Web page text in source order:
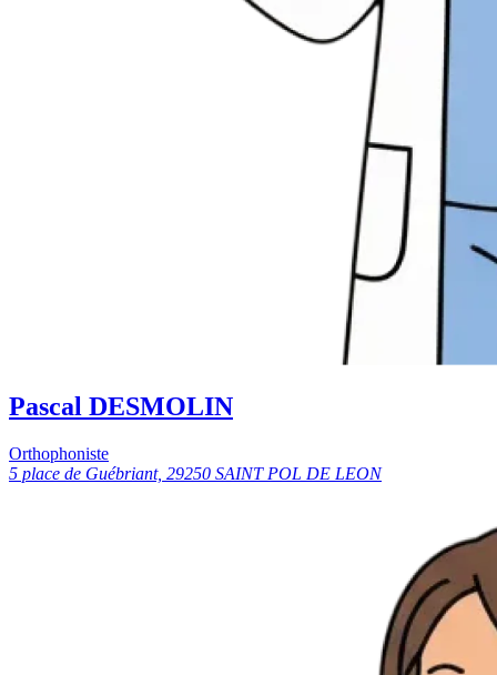
Pascal DESMOLIN
Orthophoniste
5 place de Guébriant, 29250 SAINT POL DE LEON